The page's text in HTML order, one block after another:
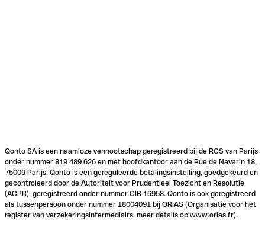
Qonto SA is een naamloze vennootschap geregistreerd bij de RCS van Parijs
onder nummer 819 489 626 en met hoofdkantoor aan de Rue de Navarin 18,
75009 Parijs. Qonto is een gereguleerde betalingsinstelling, goedgekeurd en
gecontroleerd door de Autoriteit voor Prudentieel Toezicht en Resolutie
(ACPR), geregistreerd onder nummer CIB 16958. Qonto is ook geregistreerd
als tussenpersoon onder nummer 18004091 bij ORIAS (Organisatie voor het
register van verzekeringsintermediairs, meer details op www.orias.fr).